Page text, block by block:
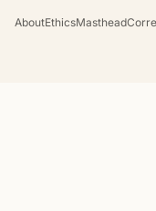
AboutEthicsMasthead